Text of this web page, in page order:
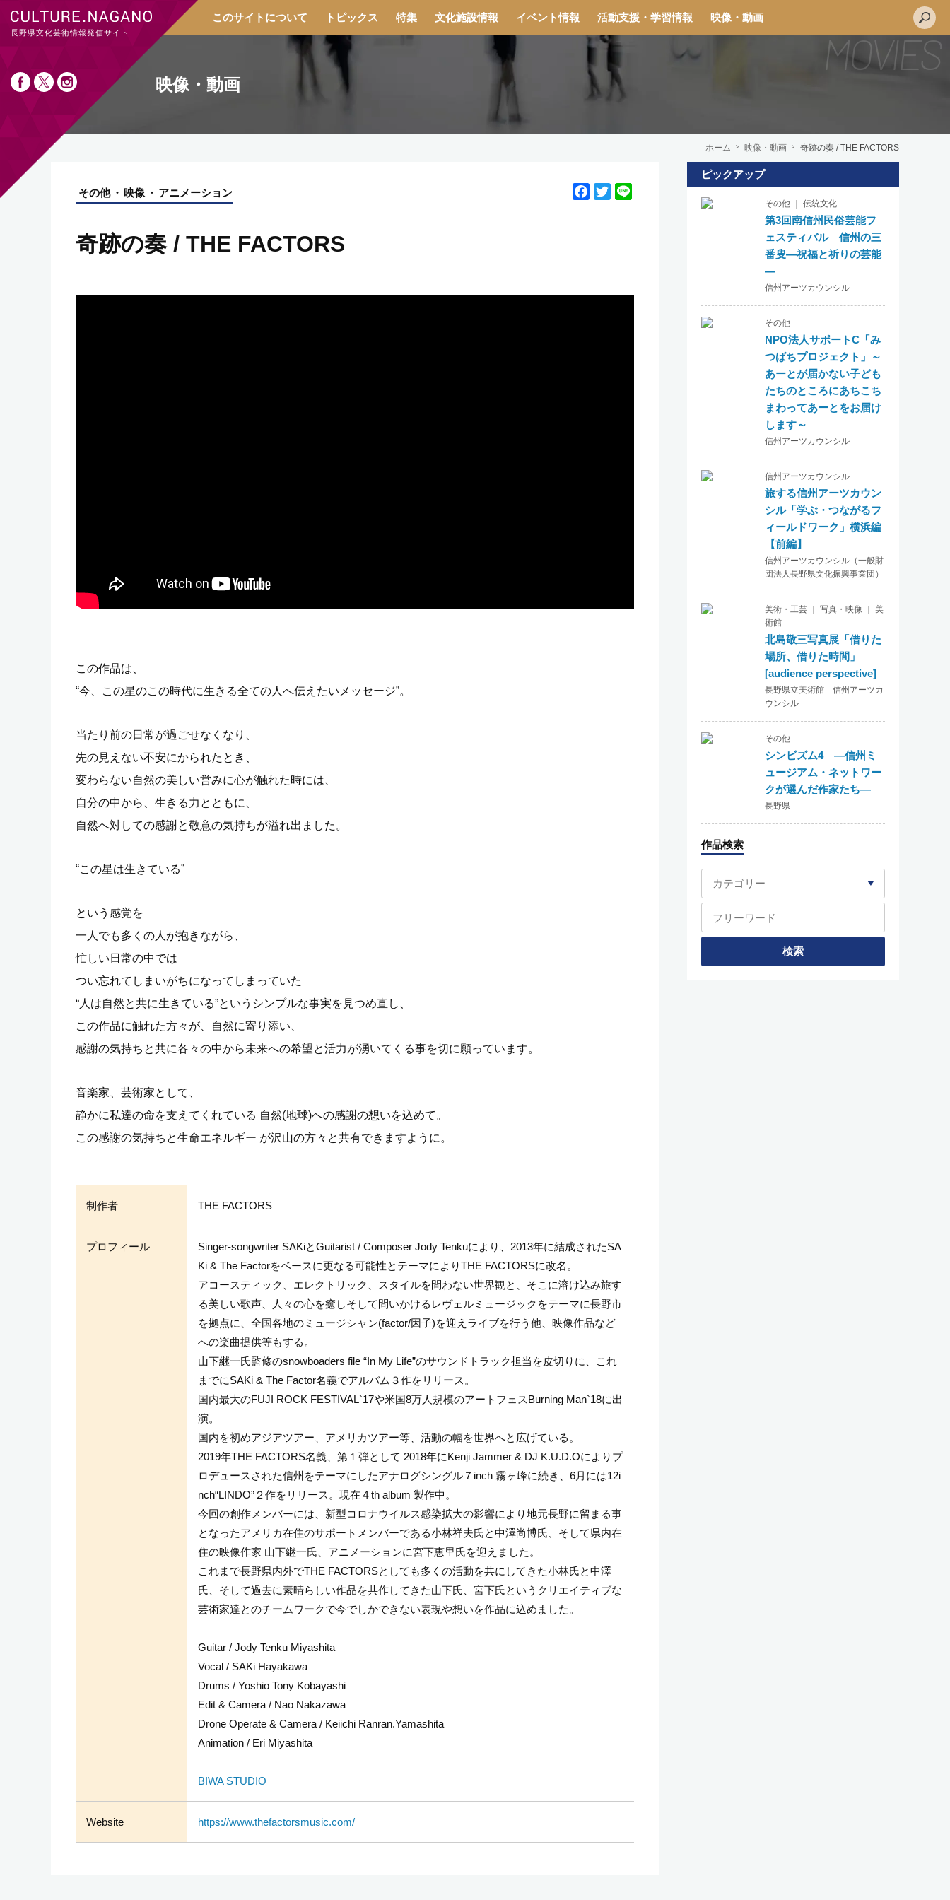
長野県文化芸術情報発信サイト
このサイトについて トピックス 特集 文化施設情報 イベント情報 活動支援・学習情報 映像・動画
映像・動画
ホーム 映像・動画 奇跡の奏 / THE FACTORS
その他 映像 アニメーション
F
o
T
r
奇跡の奏 / THE FACTORS
この作品は、
“今、この星のこの時代に生きる全ての人へ伝えたいメッセージ”。
当たり前の日常が過ごせなくなり、
先の見えない不安にかられたとき、
変わらない自然の美しい営みに心が触れた時には、
自分の中から、生きる力とともに、
自然へ対しての感謝と敬意の気持ちが溢れ出ました。
“この星は生きている”
という感覚を
一人でも多くの人が抱きながら、
忙しい日常の中では
つい忘れてしまいがちになってしまっていた
“人は自然と共に生きている”というシンプルな事実を見つめ直し、
この作品に触れた方々が、自然に寄り添い、
感謝の気持ちと共に各々の中から未来への希望と活力が湧いてくる事を切に願っています。
音楽家、芸術家として、
静かに私達の命を支えてくれている 自然(地球)への感謝の想いを込めて。
この感謝の気持ちと生命エネルギー が沢山の方々と共有できますように。
制作者 THE FACTORS
プロフィール
Singer-songwriter SAKiとGuitarist / Composer Jody Tenkuにより、2013年に結成されたSA
Ki & The Factorをベースに更なる可能性とテーマによりTHE FACTORSに改名。
アコースティック、エレクトリック、スタイルを問わない世界観と、そこに溶け込み旅す
る美しい歌声、人々の心を癒しそして問いかけるレヴェルミュージックをテーマに長野市
を拠点に、全国各地のミュージシャン(factor/因子)を迎えライブを行う他、映像作品など
への楽曲提供等もする。
山下継一氏監修のsnowboaders file “In My Life”のサウンドトラック担当を皮切りに、これ
までにSAKi & The Factor名義でアルバム３作をリリース。
国内最大のFUJI ROCK FESTIVAL`17や米国8万人規模のアートフェスBurning Man`18に出
演。
国内を初めアジアツアー、アメリカツアー等、活動の幅を世界へと広げている。
2019年THE FACTORS名義、第１弾として 2018年にKenji Jammer & DJ K.U.D.Oによりプ
ロデュースされた信州をテーマにしたアナログシングル７inch 霧ヶ峰に続き、6月には12i
nch“LINDO”２作をリリース。現在４th album 製作中。
今回の創作メンバーには、新型コロナウイルス感染拡大の影響により地元長野に留まる事
となったアメリカ在住のサポートメンバーである小林祥夫氏と中澤尚博氏、そして県内在
住の映像作家 山下継一氏、アニメーションに宮下恵里氏を迎えました。
これまで長野県内外でTHE FACTORSとしても多くの活動を共にしてきた小林氏と中澤
氏、そして過去に素晴らしい作品を共作してきた山下氏、宮下氏というクリエイティブな
芸術家達とのチームワークで今でしかできない表現や想いを作品に込めました。
Guitar / Jody Tenku Miyashita
Vocal / SAKi Hayakawa
Drums / Yoshio Tony Kobayashi
Edit & Camera / Nao Nakazawa
Drone Operate & Camera / Keiichi Ranran.Yamashita
Animation / Eri Miyashita
BIWA STUDIO
Website https://www.thefactorsmusic.com/
ピックアップ
その他 ｜ 伝統文化
第3回南信州民俗芸能フ
ェスティバル 信州の三
番叟―祝福と祈りの芸能
―
信州アーツカウンシル
その他
NPO法人サポートC「み
つばちプロジェクト」～
あーとが届かない子ども
たちのところにあちこち
まわってあーとをお届け
します～
信州アーツカウンシル
信州アーツカウンシル
旅する信州アーツカウン
シル「学ぶ・つながるフ
ィールドワーク」横浜編
【前編】
信州アーツカウンシル（一般財
団法人長野県文化振興事業団）
美術・工芸 ｜ 写真・映像 ｜ 美
術館
北島敬三写真展「借りた
場所、借りた時間」
[audience perspective]
長野県立美術館 信州アーツカ
ウンシル
その他
シンビズム4 ―信州ミ
ュージアム・ネットワー
クが選んだ作家たち―
長野県
作品検索